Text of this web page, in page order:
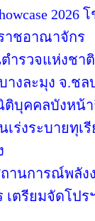
าชอาณาจักร
ำรวจแห่งชา
งละมุง จ.ชล
บุคคลบังหน้
เร่งระบายทุ
านการณ์พลัง
ตรียมจัดโป